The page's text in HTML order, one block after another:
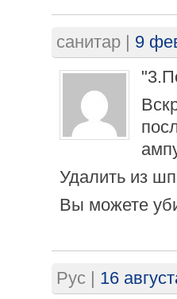
санитар | 9
Удалить из
Вы можете
Рус | 16